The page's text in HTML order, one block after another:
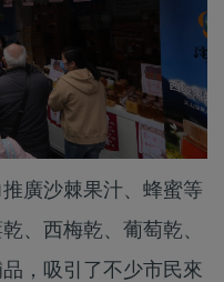
廣沙棘果汁、蜂蜜等
、西梅乾、葡萄乾、
，吸引了不少市民來